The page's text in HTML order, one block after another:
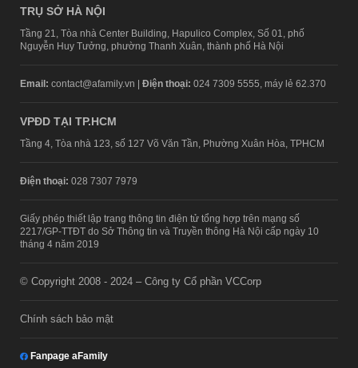
TRỤ SỞ HÀ NỘI
Tầng 21, Tòa nhà Center Building, Hapulico Complex, Số 01, phố
Nguyễn Huy Tưởng, phường Thanh Xuân, thành phố Hà Nội
Email: contact@afamily.vn | Điện thoại: 024 7309 5555, máy lẻ 62.370
VPĐD TẠI TP.HCM
Tầng 4, Tòa nhà 123, số 127 Võ Văn Tần, Phường Xuân Hòa, TPHCM
Điện thoại: 028 7307 7979
Giấy phép thiết lập trang thông tin điện tử tổng hợp trên mạng số
2217/GP-TTĐT do Sở Thông tin và Truyền thông Hà Nội cấp ngày 10
tháng 4 năm 2019
© Copyright 2008 - 2024 – Công ty Cổ phần VCCorp
Chính sách bảo mật
Fanpage aFamily